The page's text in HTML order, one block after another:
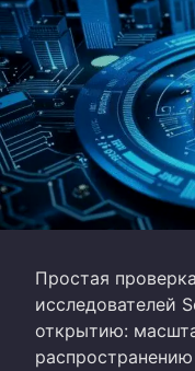
Простая
исследователей
открытию: